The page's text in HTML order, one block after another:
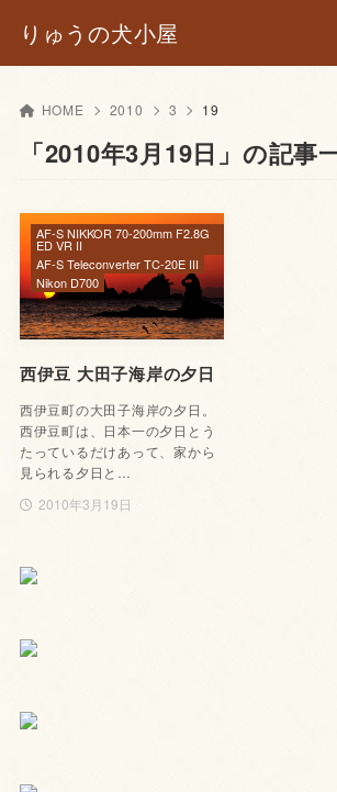
りゅうの犬小屋
HOME 2010 3 19
「2010年3月19日」の記事
西伊豆 大田子海岸の夕日
西伊豆町の大田子海岸の夕日。
西伊豆町は、日本一の夕日とう
たっているだけあって、家から
見られる夕日と…
2010年3月19日
AF-S NIKKOR 70-200mm F2.8G
ED VR II
AF-S Teleconverter TC-20E III
Nikon D700